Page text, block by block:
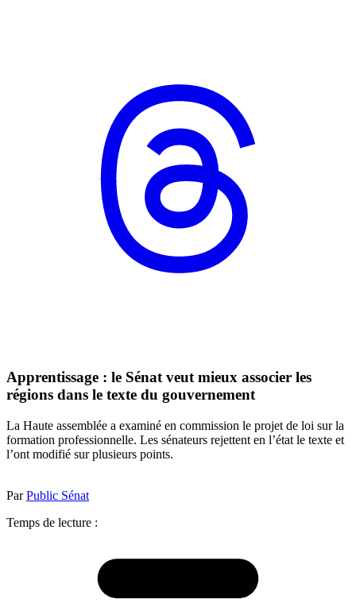
Apprentissage : le Sénat veut mieux associer les
régions dans le texte du gouvernement
La Haute assemblée a examiné en commission le projet de loi sur la
formation professionnelle. Les sénateurs rejettent en l’état le texte et
l’ont modifié sur plusieurs points.
ParPublic Sénat
Temps de lecture :